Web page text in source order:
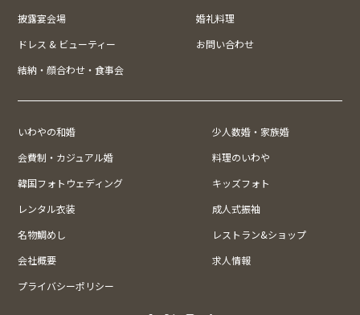
披露宴会場
婚礼料理
ドレス & ビューティー
お問い合わせ
結納・顔合わせ・食事会
いわやの和婚
少人数婚・家族婚
会費制・カジュアル婚
料理のいわや
韓国フォトウェディング
キッズフォト
レンタル衣装
成人式振袖
名物鯛めし
レストラン&ショップ
会社概要
求人情報
プライバシーポリシー